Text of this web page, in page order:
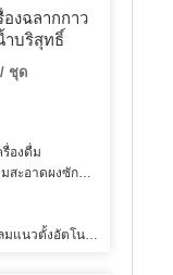
องฉลากกาว
ำบริสุทธิ์
ชุด
รื่องดื่ม
ามสะอาดผงซักฟอกผลิตภั
แนวตั้งอัตโนมัติ